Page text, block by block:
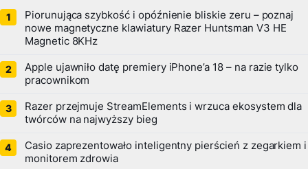
Piorunująca szybkość i opóźnienie bliskie zeru – poznaj
nowe magnetyczne klawiatury Razer Huntsman V3 HE
Magnetic 8KHz
Apple ujawniło datę premiery iPhone’a 18 – na razie tylko
pracownikom
Razer przejmuje StreamElements i wrzuca ekosystem dla
twórców na najwyższy bieg
Casio zaprezentowało inteligentny pierścień z zegarkiem i
monitorem zdrowia